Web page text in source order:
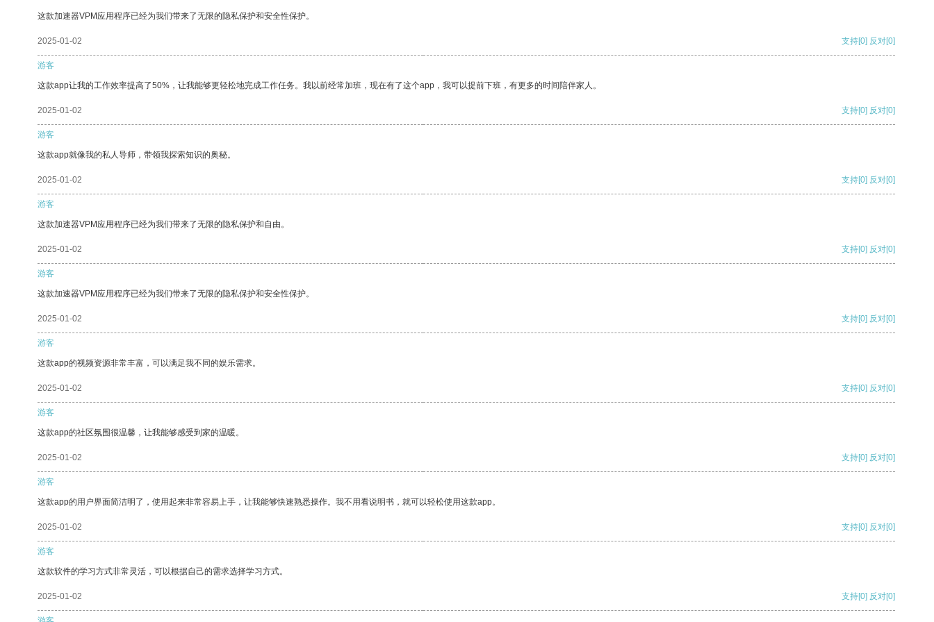
这款加速器VPM应用程序已经为我们带来了无限的隐私保护和安全性保护。
2025-01-02 支持[0] 反对[0]
游客
这款app让我的工作效率提高了50%，让我能够更轻松地完成工作任务。我以前经常加班，现在有了这个app，我可以提前下班，有更多的时间陪伴家人。
2025-01-02 支持[0] 反对[0]
游客
这款app就像我的私人导师，带领我探索知识的奥秘。
2025-01-02 支持[0] 反对[0]
游客
这款加速器VPM应用程序已经为我们带来了无限的隐私保护和自由。
2025-01-02 支持[0] 反对[0]
游客
这款加速器VPM应用程序已经为我们带来了无限的隐私保护和安全性保护。
2025-01-02 支持[0] 反对[0]
游客
这款app的视频资源非常丰富，可以满足我不同的娱乐需求。
2025-01-02 支持[0] 反对[0]
游客
这款app的社区氛围很温馨，让我能够感受到家的温暖。
2025-01-02 支持[0] 反对[0]
游客
这款app的用户界面简洁明了，使用起来非常容易上手，让我能够快速熟悉操作。我不用看说明书，就可以轻松使用这款app。
2025-01-02 支持[0] 反对[0]
游客
这款软件的学习方式非常灵活，可以根据自己的需求选择学习方式。
2025-01-02 支持[0] 反对[0]